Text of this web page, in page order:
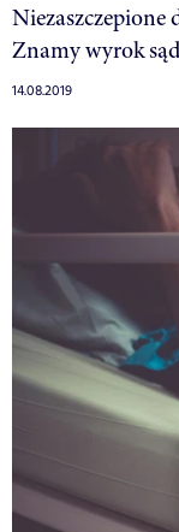
Niezaszczepione
Znamy wyrok
14.08.2019